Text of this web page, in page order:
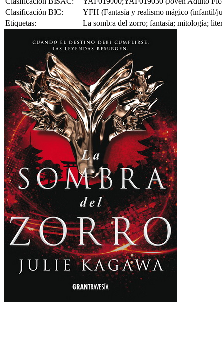
Clasificación BIC:
YFH (Fantasía y realismo mágico (infantil/
Etiquetas:
La sombra del zorro; fantasía; mitología;